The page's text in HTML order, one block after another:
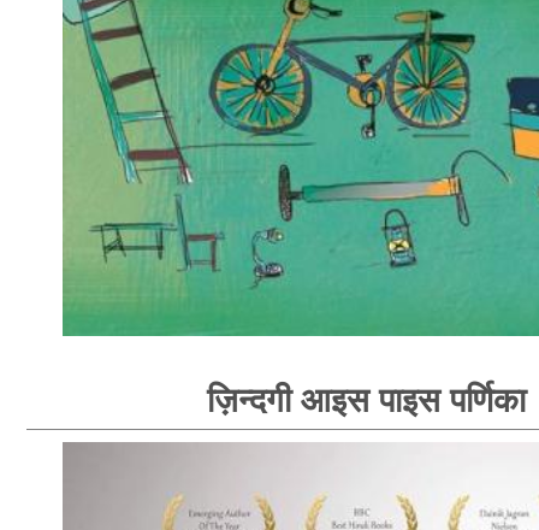
ज़िन्दगी आइस पाइस पर्णिका